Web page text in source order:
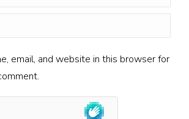
email, and website in this browser for